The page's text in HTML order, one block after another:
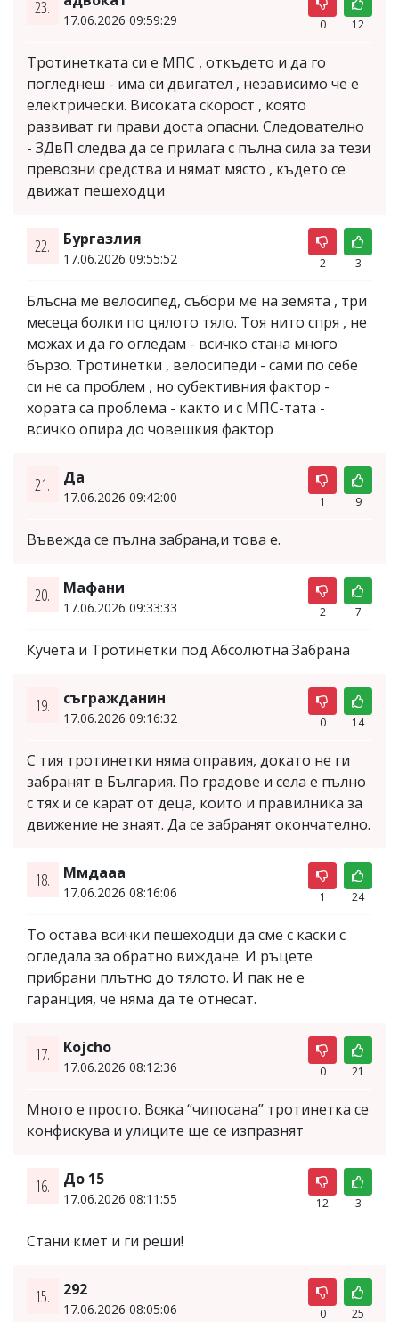
23.
17.06.2026 09:59:29 0 12
Тротинетката си е МПС , откъдето и да го
погледнеш - има си двигател , независимо че е
електрически. Високата скорост , която
развиват ги прави доста опасни. Следователно
- ЗДвП следва да се прилага с пълна сила за тези
превозни средства и нямат място , където се
движат пешеходци
22. Бургазлия
17.06.2026 09:55:52 2 3
Блъсна ме велосипед, събори ме на земята , три
месеца болки по цялото тяло. Тоя нито спря , не
можах и да го огледам - всичко стана много
бързо. Тротинетки , велосипеди - сами по себе
си не са проблем , но субективния фактор -
хората са проблема - както и с МПС-тата -
всичко опира до човешкия фактор
21. Да
17.06.2026 09:42:00 1 9
Въвежда се пълна забрана,и това е.
20. Мафани
17.06.2026 09:33:33 2 7
Кучета и Тротинетки под Абсолютна Забрана
19. съгражданин
17.06.2026 09:16:32 0 14
С тия тротинетки няма оправия, докато не ги
забранят в България. По градове и села е пълно
с тях и се карат от деца, които и правилника за
движение не знаят. Да се забранят окончателно.
18. Ммдааа
17.06.2026 08:16:06 1 24
То остава всички пешеходци да сме с каски с
огледала за обратно виждане. И ръцете
прибрани плътно до тялото. И пак не е
гаранция, че няма да те отнесат.
17. Kojcho
17.06.2026 08:12:36 0 21
Много е просто. Всяка “чипосана” тротинетка се
конфискува и улиците ще се изпразнят
16. До 15
17.06.2026 08:11:55 12 3
Стани кмет и ги реши!
15. 292
17.06.2026 08:05:06 0 25